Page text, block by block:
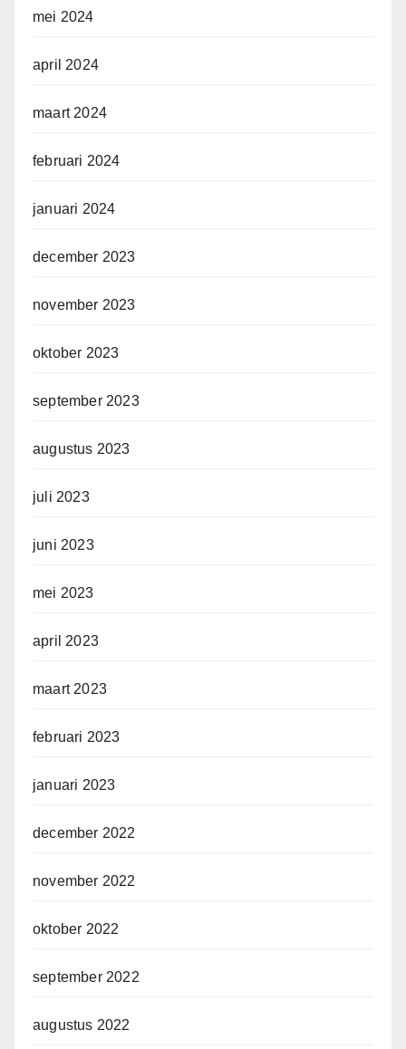
mei 2024
april 2024
maart 2024
februari 2024
januari 2024
december 2023
november 2023
oktober 2023
september 2023
augustus 2023
juli 2023
juni 2023
mei 2023
april 2023
maart 2023
februari 2023
januari 2023
december 2022
november 2022
oktober 2022
september 2022
augustus 2022